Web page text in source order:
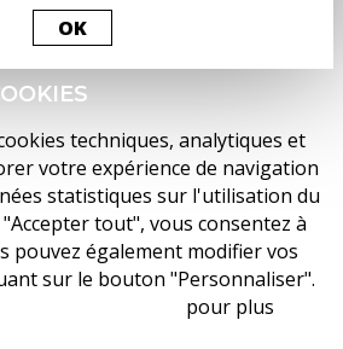
OK
techniques, analytiques et
votre expérience de navigation
statistiques sur l'utilisation du
tout", vous consentez à
pouvez également modifier vos
sur le bouton "Personnaliser".
pour plus